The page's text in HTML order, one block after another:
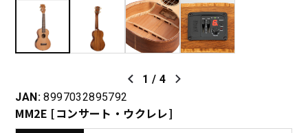
1 / 4
JAN: 8997032895792
MM2E [コンサート・ウクレレ]